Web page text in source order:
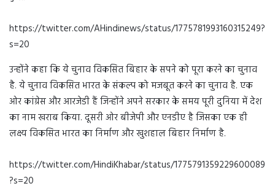
https://twitter.com/AHindinews/status/1775781993160315249?
s=20
उन्होंने कहा कि ये चुनाव विकसित बिहार के सपने को पूरा करने का चुनाव
है. ये चुनाव विकसित भारत के संकल्प को मजबूत करने का चुनाव है. एक
ओर कांग्रेस और आरजेडी हैं जिन्होंने अपने सरकार के समय पूरी दुनिया में देश
का नाम खराब किया. दूसरी ओर बीजेपी और एनडीए है जिसका एक ही
लक्ष्य विकसित भारत का निर्माण और खुशहाल बिहार निर्माण है.
https://twitter.com/HindiKhabar/status/1775791359229600089
?s=20